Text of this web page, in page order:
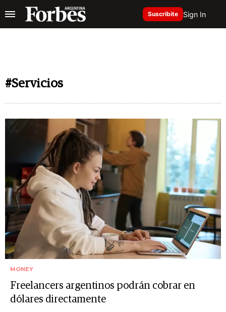
Suscribite Sign In
#Servicios
MONEY
Freelancers argentinos podrán cobrar en
dólares directamente